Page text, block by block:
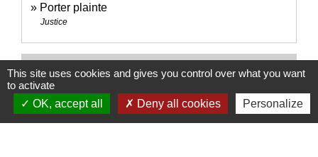
Porter plainte
Justice
Pour en savoir plus
Services d’aide aux victimesopen_in_new
Ministère chargé de la justice
This site uses cookies and gives you control over what you want
to activate
OK, accept all
Deny all cookies Personalize